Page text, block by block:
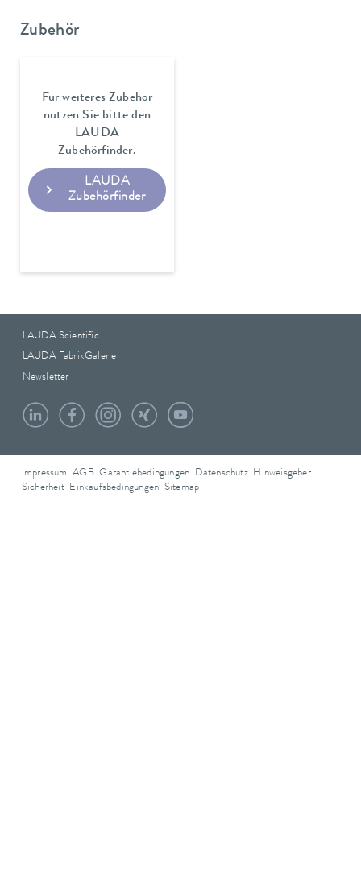
Zubehör
Für weiteres Zubehör
nutzen Sie bitte den
LAUDA
Zubehörfinder.
LAUDA
Zubehörfinder
LAUDA Scientific
LAUDA FabrikGalerie
Newsletter
Impressum AGB Garantiebedingungen Datenschutz Hinweisgeber
Sicherheit Einkaufsbedingungen Sitemap